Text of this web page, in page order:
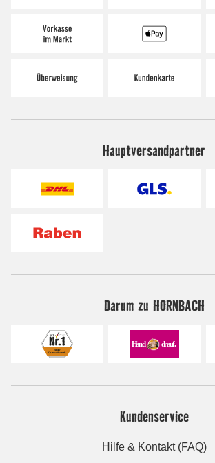
Hauptversandpartner
Darum zu HORNBACH
Kundenservice
Hilfe & Kontakt (FAQ)